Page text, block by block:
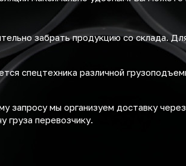
забрать продукцию со склада.
спецтехника различной
запросу мы организуем доставку
груза перевозчику.